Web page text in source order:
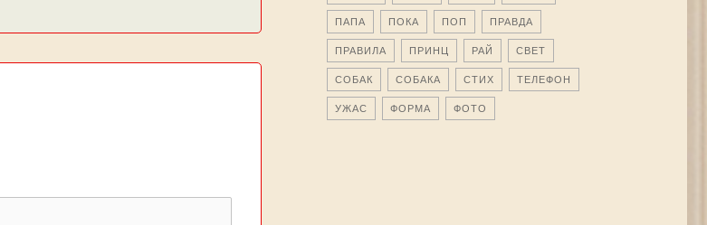
ПАПА ПОКА ПОП ПРАВДА
ПРАВИЛА ПРИНЦ РАЙ СВЕТ
СОБАК СОБАКА СТИХ ТЕЛЕФОН
УЖАС ФОРМА ФОТО